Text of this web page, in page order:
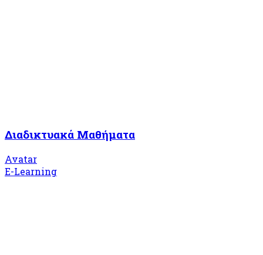
Διαδικτυακά Μαθήματα
Avatar
E-Learning